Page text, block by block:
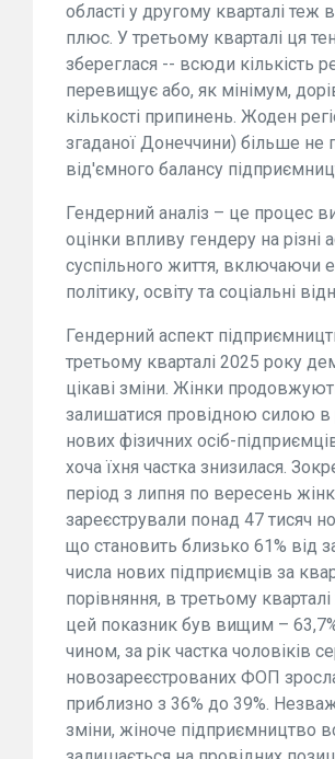
області у другому кварталі теж
плюс. У третьому кварталі ця
збереглася -- всюди кількість
перевищує або, як мінімум,
кількості припинень. Жоден
згаданої Донеччини) більше не
від'ємного балансу
Гендерний аналіз – це процес
оцінки впливу гендеру на різні
суспільного життя, включаючи
політику, освіту та соціальні
Гендерний аспект
третьому кварталі 2025 року
цікаві зміни. Жінки
залишатися провідною силою в
нових фізичних осіб-
хоча їхня частка знизилася.
період з липня по вересень
зареєстрували понад 47 тисяч
що становить близько 61% від
числа нових підприємців за
порівняння, в третьому
цей показник був вищим –
чином, за рік частка чоловіків
новозареєстрованих ФОП
приблизно з 36% до 39%.
зміни, жіноче підприємництво